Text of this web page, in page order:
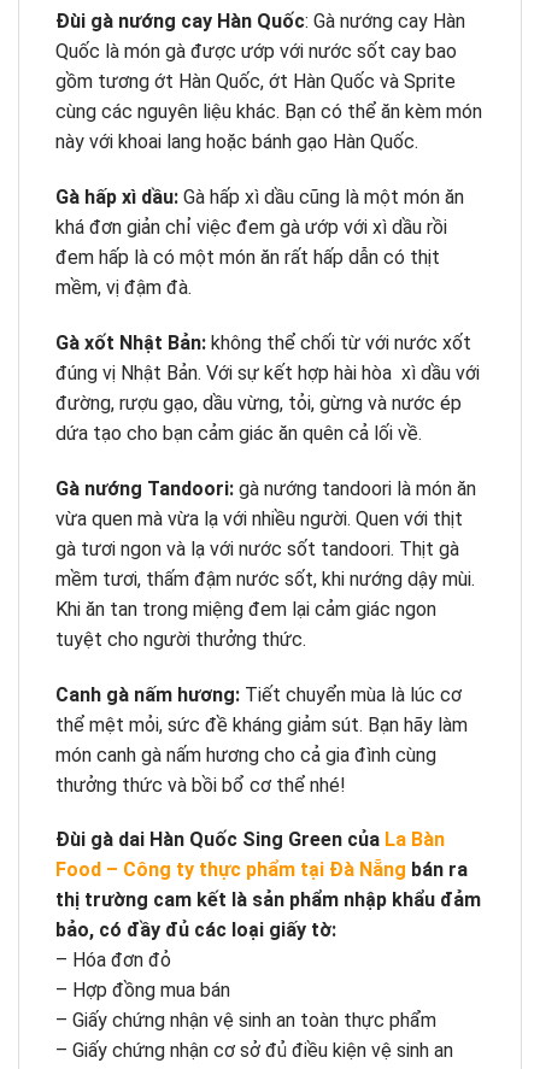
Đùi gà nướng cay Hàn Quốc: Gà nướng cay Hàn
Quốc là món gà được ướp với nước sốt cay bao
gồm tương ớt Hàn Quốc, ớt Hàn Quốc và Sprite
cùng các nguyên liệu khác. Bạn có thể ăn kèm món
này với khoai lang hoặc bánh gạo Hàn Quốc.
Gà hấp xì dầu: Gà hấp xì dầu cũng là một món ăn
khá đơn giản chỉ việc đem gà ướp với xì dầu rồi
đem hấp là có một món ăn rất hấp dẫn có thịt
mềm, vị đậm đà.
Gà xốt Nhật Bản: không thể chối từ với nước xốt
đúng vị Nhật Bản. Với sự kết hợp hài hòa xì dầu với
đường, rượu gạo, dầu vừng, tỏi, gừng và nước ép
dứa tạo cho bạn cảm giác ăn quên cả lối về.
Gà nướng Tandoori: gà nướng tandoori là món ăn
vừa quen mà vừa lạ với nhiều người. Quen với thịt
gà tươi ngon và lạ với nước sốt tandoori. Thịt gà
mềm tươi, thấm đậm nước sốt, khi nướng dậy mùi.
Khi ăn tan trong miệng đem lại cảm giác ngon
tuyệt cho người thưởng thức.
Canh gà nấm hương: Tiết chuyển mùa là lúc cơ
thể mệt mỏi, sức đề kháng giảm sút. Bạn hãy làm
món canh gà nấm hương cho cả gia đình cùng
thưởng thức và bồi bổ cơ thể nhé!
Đùi gà dai Hàn Quốc Sing Green của La Bàn
Food – Công ty thực phẩm tại Đà Nẵng bán ra
thị trường cam kết là sản phẩm nhập khẩu đảm
bảo, có đầy đủ các loại giấy tờ:
– Hóa đơn đỏ
– Hợp đồng mua bán
– Giấy chứng nhận vệ sinh an toàn thực phẩm
– Giấy chứng nhận cơ sở đủ điều kiện vệ sinh an